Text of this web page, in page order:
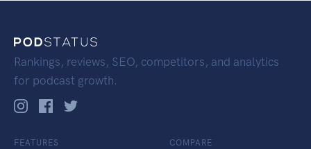
Rankings, reviews, SEO, competitors, and analytics
for podcast growth.
FEATURES COMPARE